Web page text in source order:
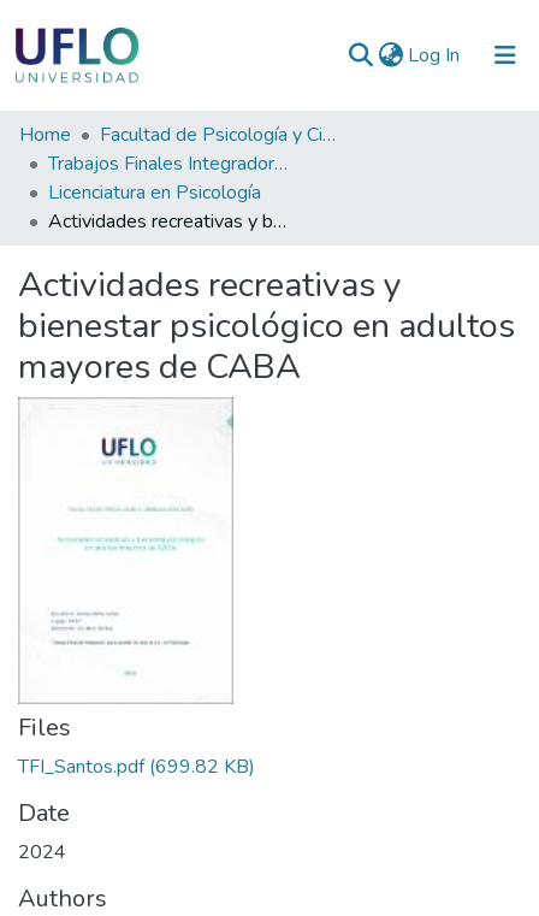
Log In (current)
Communities
&
Collections
Statistics
Home
Facultad de Psicología y Ciencias Sociales
Trabajos Finales Integradores (TFI) de Grado
Licenciatura en Psicología
Actividades recreativas y bienestar psicológico en adultos mayores de CABA
Actividades recreativas y
bienestar psicológico en adultos
mayores de CABA
Files
TFI_Santos.pdf(699.82 KB)
Date
2024
Authors